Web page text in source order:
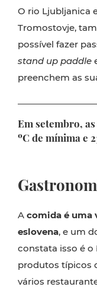
O rio Ljubljanica
Tromostovje,
possível fazer
stand up paddle
preenchem as
Em setembro,
ºC de mínima e
A comida é uma
eslovena, e um
constata isso é o
produtos típicos
vários